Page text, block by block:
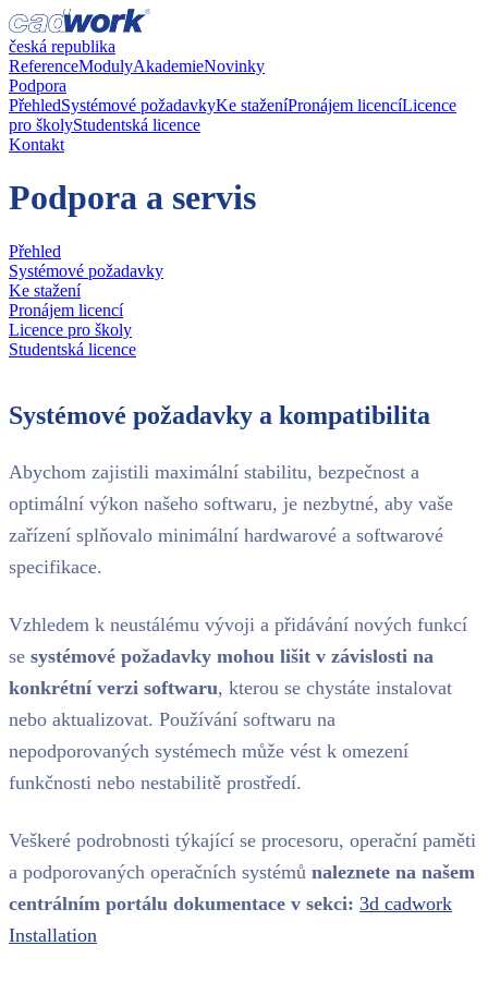
česká republika
ReferenceModulyAkademieNovinky
Podpora
PřehledSystémové požadavkyKe staženíPronájem licencíLicence
pro školyStudentská licence
Kontakt
Podpora a servis
Přehled
Systémové požadavky
Ke stažení
Pronájem licencí
Licence pro školy
Studentská licence
Systémové požadavky a kompatibilita
Abychom zajistili maximální stabilitu, bezpečnost a
optimální výkon našeho softwaru, je nezbytné, aby vaše
zařízení splňovalo minimální hardwarové a softwarové
specifikace.
Vzhledem k neustálému vývoji a přidávání nových funkcí
se systémové požadavky mohou lišit v závislosti na
konkrétní verzi softwaru, kterou se chystáte instalovat
nebo aktualizovat. Používání softwaru na
nepodporovaných systémech může vést k omezení
funkčnosti nebo nestabilitě prostředí.
Veškeré podrobnosti týkající se procesoru, operační paměti
a podporovaných operačních systémů naleznete na našem
centrálním portálu dokumentace v sekci: 3d cadwork
Installation